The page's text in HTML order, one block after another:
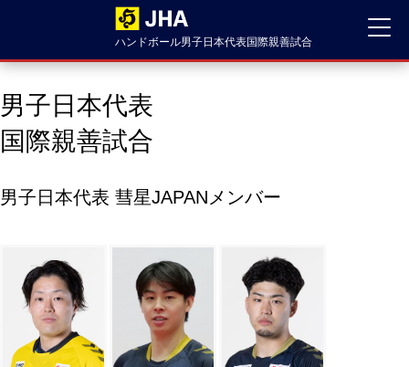
ハンドボール男子日本代表国際親善試合
男子日本代表
国際親善試合
男子日本代表 彗星JAPANメンバー